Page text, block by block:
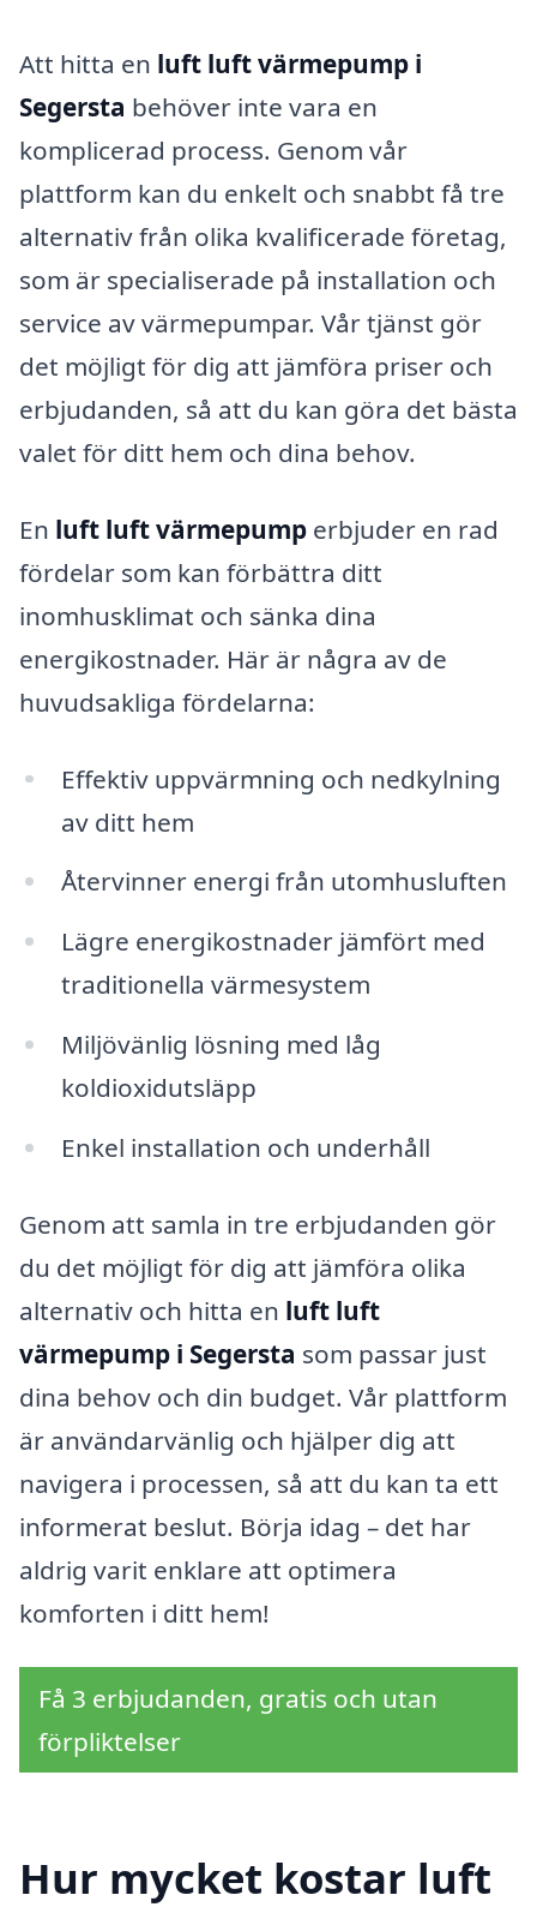
Att hitta en luft luft värmepump i
Segersta behöver inte vara en
komplicerad process. Genom vår
plattform kan du enkelt och snabbt få tre
alternativ från olika kvalificerade företag,
som är specialiserade på installation och
service av värmepumpar. Vår tjänst gör
det möjligt för dig att jämföra priser och
erbjudanden, så att du kan göra det bästa
valet för ditt hem och dina behov.
En luft luft värmepump erbjuder en rad
fördelar som kan förbättra ditt
inomhusklimat och sänka dina
energikostnader. Här är några av de
huvudsakliga fördelarna:
Effektiv uppvärmning och nedkylning
av ditt hem
Återvinner energi från utomhusluften
Lägre energikostnader jämfört med
traditionella värmesystem
Miljövänlig lösning med låg
koldioxidutsläpp
Enkel installation och underhåll
Genom att samla in tre erbjudanden gör
du det möjligt för dig att jämföra olika
alternativ och hitta en luft luft
värmepump i Segersta som passar just
dina behov och din budget. Vår plattform
är användarvänlig och hjälper dig att
navigera i processen, så att du kan ta ett
informerat beslut. Börja idag – det har
aldrig varit enklare att optimera
komforten i ditt hem!
Få 3 erbjudanden, gratis och utan
förpliktelser
Hur mycket kostar luft